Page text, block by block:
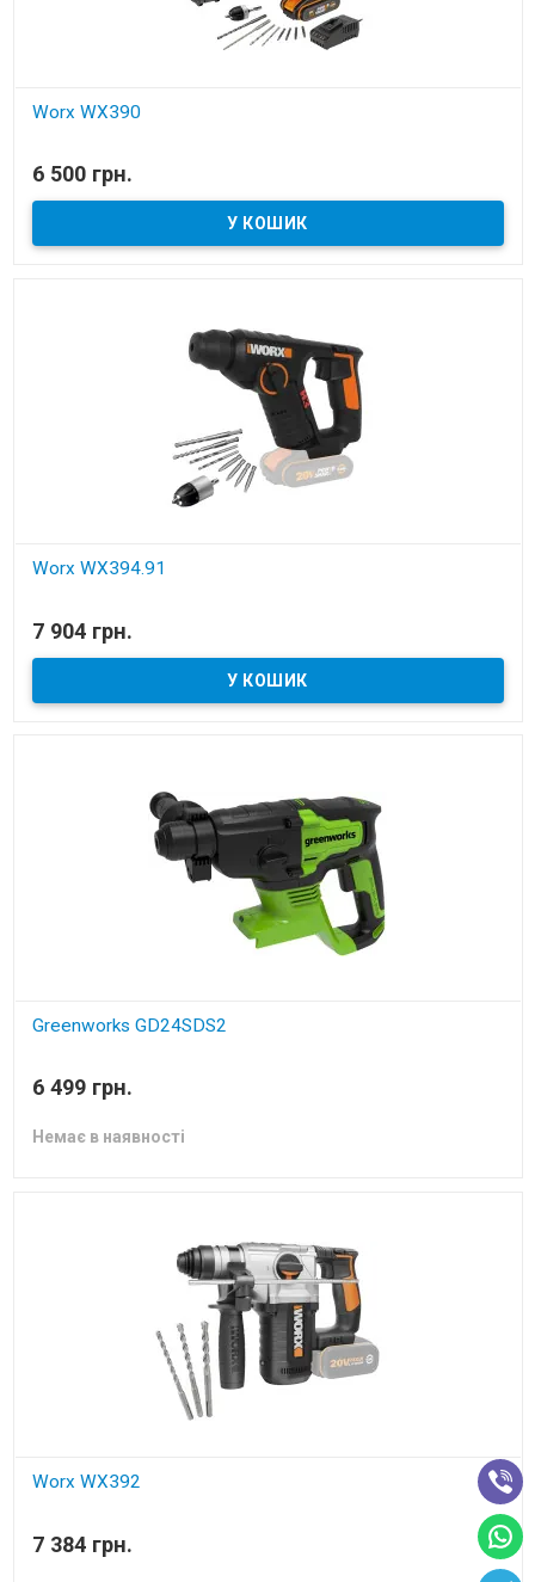
Worx WX390
6 500 грн.
Worx WX394.91
Перфоратор акумуляторний
7 904 грн.
Greenworks GD24SDS2
6 499 грн.
Немає в наявності
Worx WX392
7 384 грн.